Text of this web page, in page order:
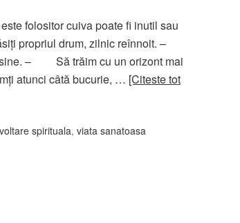
folositor cuiva poate fi inutil sau
propriul drum, zilnic reînnoit. –
sine. – Să trăim cu un orizont mai
atunci câtă bucurie, … [Citeste tot
spirituala, viata sanatoasa